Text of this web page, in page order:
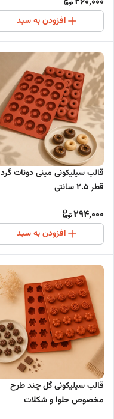
افزودن به سبد
قالب سیلیکونی مینی دونات گرد
قطر 2.5 سانتی
294,000
افزودن به سبد
قالب سیلیکونی گل چند طرح
مخصوص حلوا و شکلات